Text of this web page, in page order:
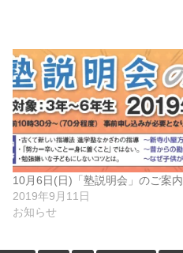
10月6日(日)「塾説明会」のご案内
2019年9月11日
お知らせ